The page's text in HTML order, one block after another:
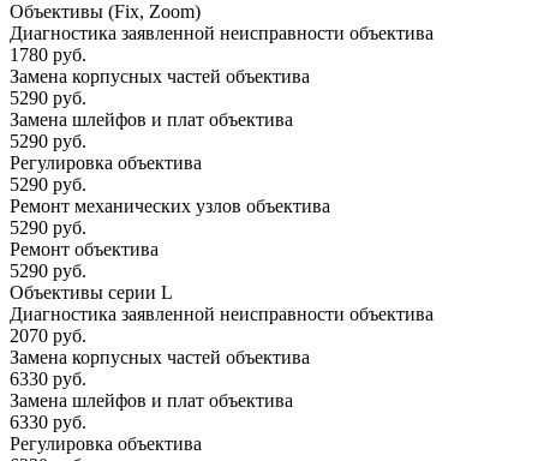
Объективы (Fix, Zoom)
Диагностика заявленной неисправности объектива
1780 руб.
Замена корпусных частей объектива
5290 руб.
Замена шлейфов и плат объектива
5290 руб.
Регулировка объектива
5290 руб.
Ремонт механических узлов объектива
5290 руб.
Ремонт объектива
5290 руб.
Объективы серии L
Диагностика заявленной неисправности объектива
2070 руб.
Замена корпусных частей объектива
6330 руб.
Замена шлейфов и плат объектива
6330 руб.
Регулировка объектива